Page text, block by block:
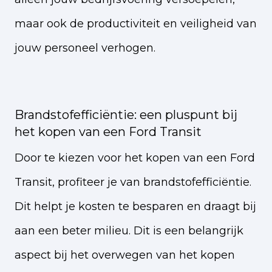
maar ook de productiviteit en veiligheid van
jouw personeel verhogen.
Brandstofefficiëntie: een pluspunt bij
het kopen van een Ford Transit
Door te kiezen voor het kopen van een Ford
Transit, profiteer je van brandstofefficiëntie.
Dit helpt je kosten te besparen en draagt bij
aan een beter milieu. Dit is een belangrijk
aspect bij het overwegen van het kopen